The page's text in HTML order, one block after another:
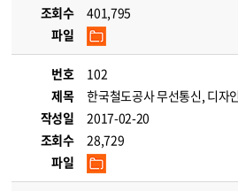
조회수
401,795
파일
번호
102
제목
한국철도공사 무선통신, 디자
작성일
2017-02-20
조회수
28,729
파일